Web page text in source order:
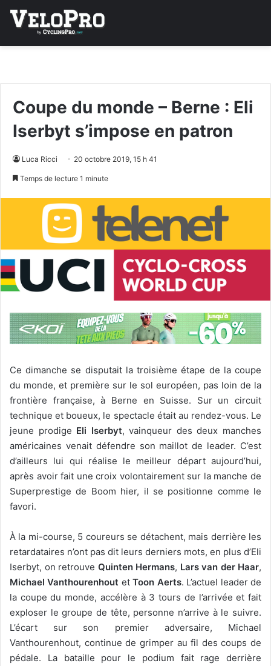
Coupe du monde – Berne : Eli
Iserbyt s’impose en patron
Luca Ricci 20 octobre 2019, 15 h 41
Temps de lecture 1 minute
Ce dimanche se disputait la troisième étape de la coupe
du monde, et première sur le sol européen, pas loin de la
frontière française, à Berne en Suisse. Sur un circuit
technique et boueux, le spectacle était au rendez-vous. Le
jeune prodige Eli Iserbyt, vainqueur des deux manches
américaines venait défendre son maillot de leader. C’est
d’ailleurs lui qui réalise le meilleur départ aujourd’hui,
après avoir fait une croix volontairement sur la manche de
Superprestige de Boom hier, il se positionne comme le
favori.
À la mi-course, 5 coureurs se détachent, mais derrière les
retardataires n’ont pas dit leurs derniers mots, en plus d’Eli
Iserbyt, on retrouve Quinten Hermans, Lars van der Haar,
Michael Vanthourenhout etToon Aerts. L’actuel leader de
la coupe du monde, accélère à 3 tours de l’arrivée et fait
exploser le groupe de tête, personne n’arrive à le suivre.
L’écart sur son premier adversaire, Michael
Vanthourenhout, continue de grimper au fil des coups de
pédale. La bataille pour le podium fait rage derrière